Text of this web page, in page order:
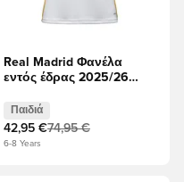
Real Madrid Φανέλα
εντός έδρας 2025/26
Παιδιά
42,95 €74,95 €
6-8 Years